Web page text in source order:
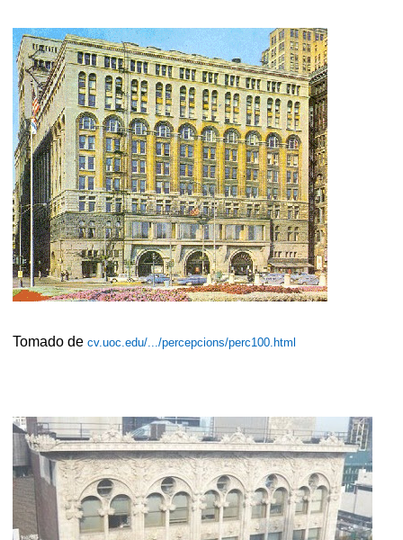
Tomado de cv.uoc.edu/.../percepcions/perc100.html